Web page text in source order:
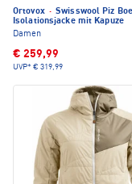
Ortovox · Swisswool Piz Boe
Isolationsjacke mit Kapuze
Damen
€ 259,99
UVP* € 319,99